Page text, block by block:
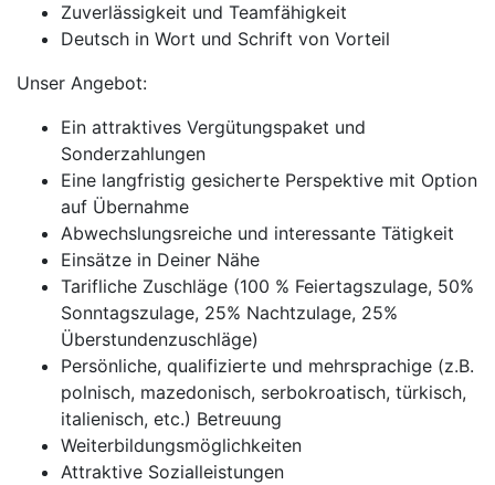
Zuverlässigkeit und Teamfähigkeit
Deutsch in Wort und Schrift von Vorteil
Unser Angebot:
Ein attraktives Vergütungspaket und
Sonderzahlungen
Eine langfristig gesicherte Perspektive mit Option
auf Übernahme
Abwechslungsreiche und interessante Tätigkeit
Einsätze in Deiner Nähe
Tarifliche Zuschläge (100 % Feiertagszulage, 50%
Sonntagszulage, 25% Nachtzulage, 25%
Überstundenzuschläge)
Persönliche, qualifizierte und mehrsprachige (z.B.
polnisch, mazedonisch, serbokroatisch, türkisch,
italienisch, etc.) Betreuung
Weiterbildungsmöglichkeiten
Attraktive Sozialleistungen